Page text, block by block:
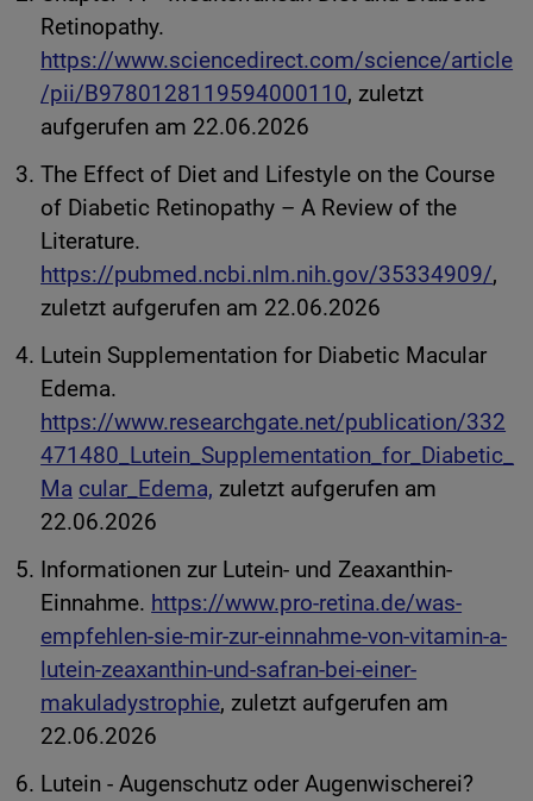
Retinopathy.
https://www.sciencedirect.com/science/article
/pii/B9780128119594000110, zuletzt
aufgerufen am 22.06.2026
The Effect of Diet and Lifestyle on the Course
of Diabetic Retinopathy – A Review of the
Literature.
https://pubmed.ncbi.nlm.nih.gov/35334909/,
zuletzt aufgerufen am 22.06.2026
Lutein Supplementation for Diabetic Macular
Edema.
https://www.researchgate.net/publication/332
471480_Lutein_Supplementation_for_Diabetic_
Ma cular_Edema, zuletzt aufgerufen am
22.06.2026
Informationen zur Lutein- und Zeaxanthin-
Einnahme. https://www.pro-retina.de/was-
empfehlen-sie-mir-zur-einnahme-von-vitamin-a-
lutein-zeaxanthin-und-safran-bei-einer-
makuladystrophie, zuletzt aufgerufen am
22.06.2026
Lutein - Augenschutz oder Augenwischerei?